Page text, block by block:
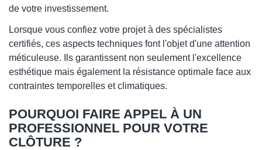
de votre investissement.
Lorsque vous confiez votre projet à des spécialistes
certifiés, ces aspects techniques font l'objet d'une attention
méticuleuse. Ils garantissent non seulement l'excellence
esthétique mais également la résistance optimale face aux
contraintes temporelles et climatiques.
POURQUOI FAIRE APPEL À UN
PROFESSIONNEL POUR VOTRE
CLÔTURE ?